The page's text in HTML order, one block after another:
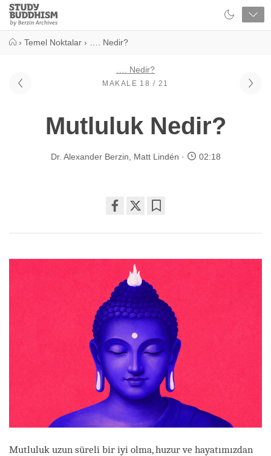
Close
Study
Buddhism
› Temel Noktalar › …. Nedir?
…. Nedir?
MAKALE 18 / 21
Mutluluk Nedir?
Dr. Alexander Berzin Matt Lindén 02:18
on
Mutluluk uzun süreli bir iyi olma, huzur ve hayatımızdan